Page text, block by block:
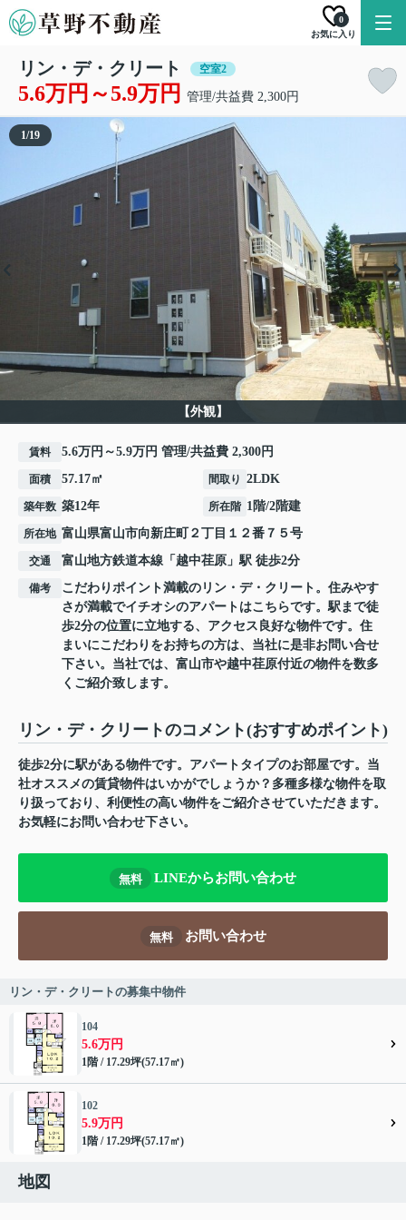
お気に入り
0
リン・デ・クリート 空室2
5.6万円～5.9万円 管理/共益費 2,300円
【外観】
1/19
賃料 5.6万円～5.9万円 管理/共益費 2,300円
面積 57.17㎡ 間取り 2LDK
築年数 築12年 所在階 1階/2階建
所在地 富山県富山市向新庄町 ２丁目１２番７５号
交通 富山地方鉄道本線 「 越中荏原 」駅 徒歩2分
備考
こだわりポイント満載のリン・デ・クリート。住みやす
さが満載でイチオシのアパートはこちらです。駅まで徒
歩2分の位置に立地する、アクセス良好な物件です。住
まいにこだわりをお持ちの方は、当社に是非お問い合せ
下さい。当社では、富山市や越中荏原付近の物件を数多
くご紹介致します。
リン・デ・クリートのコメント(おすすめポイント)
徒歩2分に駅がある物件です。アパートタイプのお部屋です。当
社オススメの賃貸物件はいかがでしょうか？多種多様な物件を取
り扱っており、利便性の高い物件をご紹介させていただきます。
お気軽にお問い合わせ下さい。
無料 LINEからお問い合わせ
無料 お問い合わせ
リン・デ・クリートの募集中物件
104
5.6万円
1階 / 17.29坪(57.17㎡)
102
5.9万円
1階 / 17.29坪(57.17㎡)
地図